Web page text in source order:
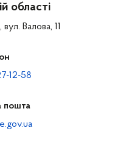
області
Валова, 11
12-58
пошта